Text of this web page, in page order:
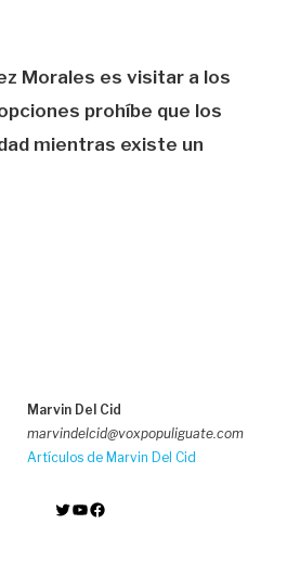
Morales es visitar a los
prohíbe que los
mientras existe un
Marvin Del Cid
marvindelcid@voxpopuliguate.com
Artículos de Marvin Del Cid
Twitter YouTube Facebook